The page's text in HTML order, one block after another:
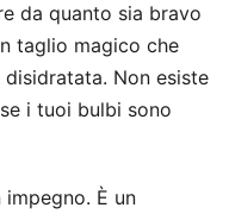
da quanto sia bravo
taglio magico che
Non esiste
i tuoi bulbi sono
È un